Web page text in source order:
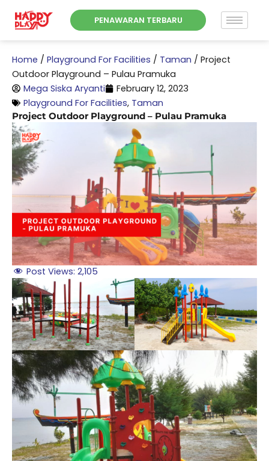
PENAWARAN TERBARU
Home / Playground For Facilities / Taman / Project
Outdoor Playground – Pulau Pramuka
Mega Siska Aryanti
February 12, 2023
Playground For Facilities, Taman
Project Outdoor Playground – Pulau Pramuka
Post Views: 2,105